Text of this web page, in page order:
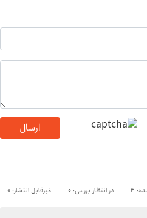
ارسال
4 در انتظار بررسی: 0 غیرقابل انتشار: 0